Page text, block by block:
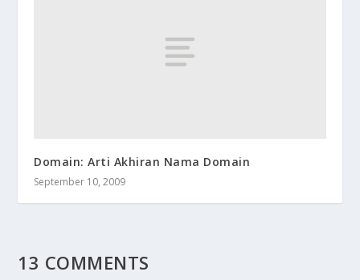
Domain: Arti Akhiran Nama Domain
September 10, 2009
13 COMMENTS